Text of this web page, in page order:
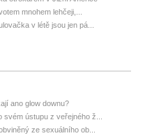
mnohem lehčeji,...
v létě jsou jen pá...
ano glow downu?
svém ústupu z veřejného ž...
ze sexuálního ob...